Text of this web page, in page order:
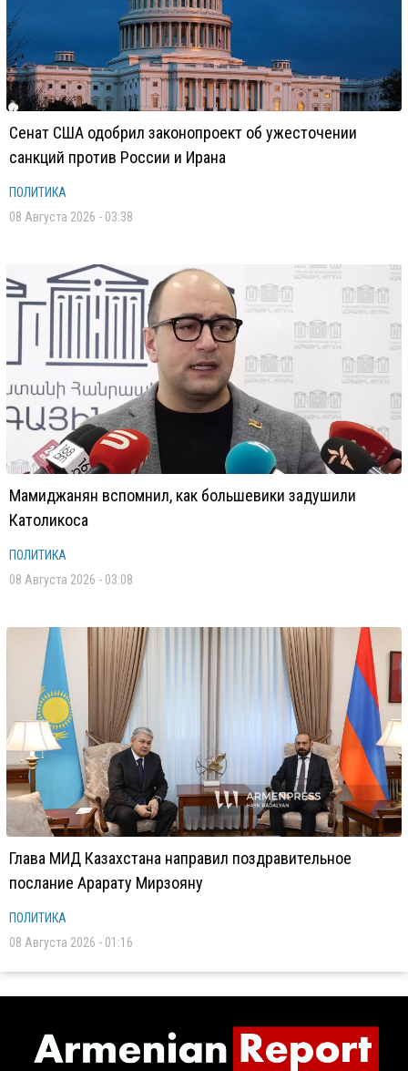
Сенат США одобрил законопроект об ужесточении
санкций против России и Ирана
ПОЛИТИКА
08 Августа 2026 - 03:38
Мамиджанян вспомнил, как большевики задушили
Католикоса
ПОЛИТИКА
08 Августа 2026 - 03:08
Глава МИД Казахстана направил поздравительное
послание Арарату Мирзояну
ПОЛИТИКА
08 Августа 2026 - 01:16